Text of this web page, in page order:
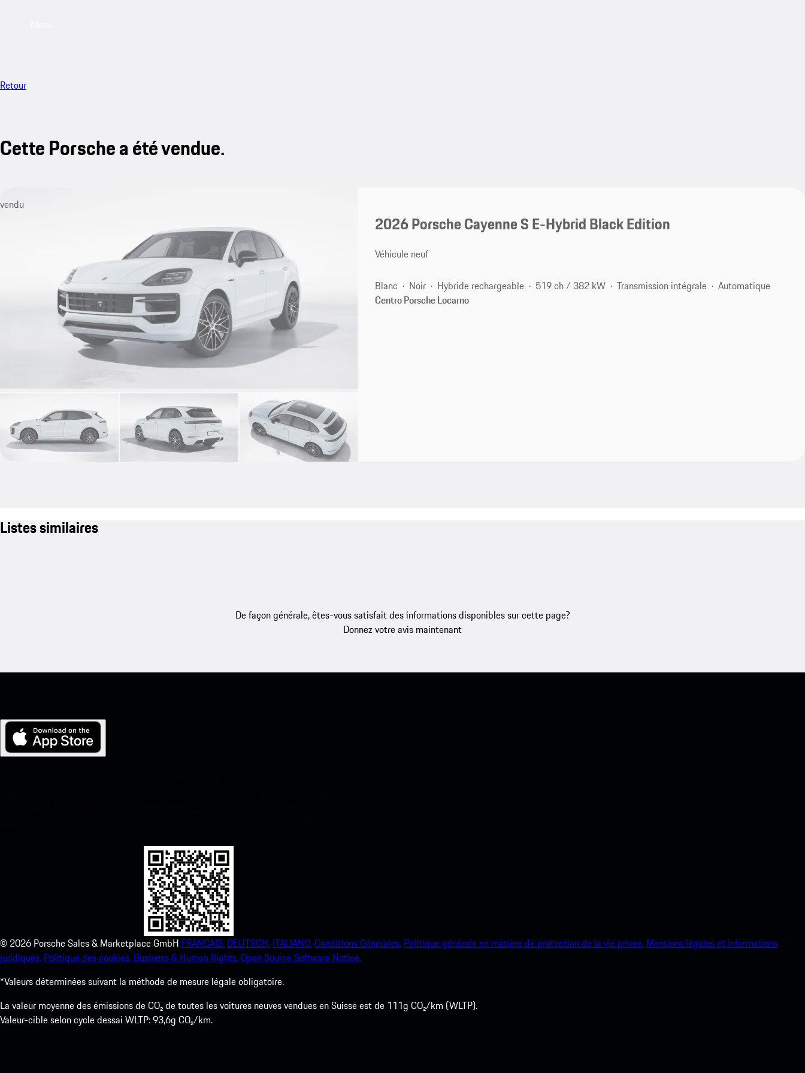
Retour
Cette Porsche a été vendue.
vendu
2026 Porsche Cayenne S E-Hybrid Black Edition
Véhicule neuf
Blanc Noir Hybride rechargeable 519 ch / 382 kW Transmission intégrale
Automatique
Centro Porsche Locarno
Listes similaires
De façon générale, êtes-vous satisfait des informations disponibles sur cette page?
Donnez votre avis maintenant
© 2026 Porsche Sales & Marketplace GmbH FRANCAIS. DEUTSCH. ITALIANO.Conditions Générales. Politique générale en matière de protection de la vie privée. Mentions légales et informations
juridiques. Politique des cookies. Business & Human Rights.Open Source Software Notice.
*Valeurs déterminées suivant la méthode de mesure légale obligatoire.
La valeur moyenne des émissions de CO₂ de toutes les voitures neuves vendues en Suisse est de 111g CO₂/km (WLTP).
Valeur-cible selon cycle dessai WLTP: 93,6g CO₂/km.